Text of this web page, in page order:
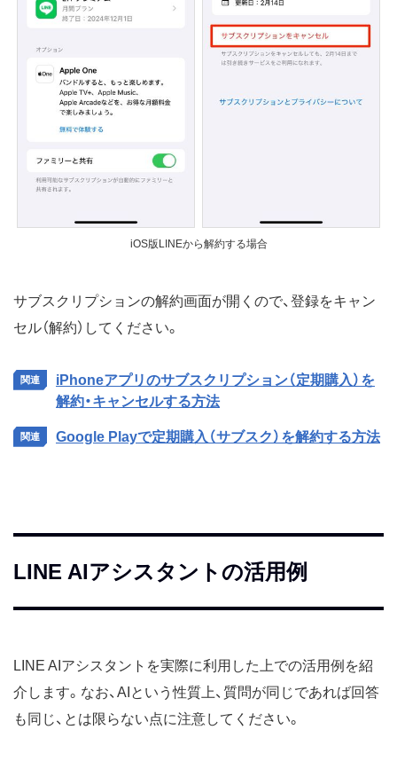
iOS版LINEから解約する場合
サブスクリプションの解約画面が開くので、登録をキャン
セル（解約）してください。
iPhoneアプリのサブスクリプション（定期購入）を
解約・キャンセルする方法
Google Playで定期購入（サブスク）を解約する方法
LINE AIアシスタントの活用例
LINE AIアシスタントを実際に利用した上での活用例を紹
介します。なお、AIという性質上、質問が同じであれば回答
も同じ、とは限らない点に注意してください。